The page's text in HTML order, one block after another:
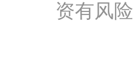
资有风